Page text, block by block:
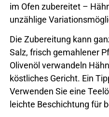
im Ofen zubereitet –
unzählige
Die Zubereitung kann
Salz, frisch gemahlener
Olivenöl verwandeln
köstliches Gericht. Ein
Verwenden Sie eine
leichte Beschichtung für